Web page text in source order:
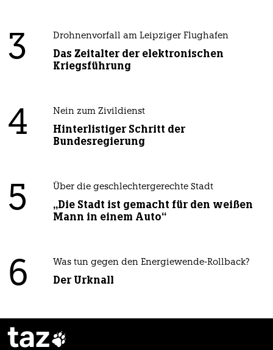
3 Drohnenvorfall am Leipziger Flughafen
Das Zeitalter der elektronischen
Kriegsführung
4 Nein zum Zivildienst
Hinterlistiger Schritt der
Bundesregierung
5 Über die geschlechtergerechte Stadt
„Die Stadt ist gemacht für den weißen
Mann in einem Auto“
6 Was tun gegen den Energiewende-Rollback?
Der Urknall
taz